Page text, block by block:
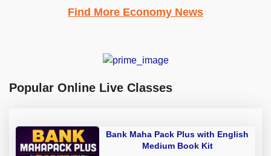
Find More Economy News
Popular Online Live Classes
Bank Maha Pack Plus with English
Medium Book Kit